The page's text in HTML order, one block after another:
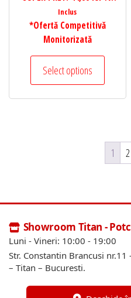
Inclus
*Ofertă Competitivă
Monitorizată
Select options
1 2
Showroom Titan -
Luni - Vineri: 10:00 - 19:00
Str. Constantin Brancusi nr.11
– Titan – Bucuresti.